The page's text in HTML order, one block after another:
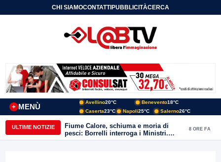
CHI SIAMOCONTATTIPUBBLICITÀCERCA
MENÙ
+
Avellino20°C Benevento18°C
Caserta23°C Napoli25°C Salerno26°C
ULTIME NOTIZIE
Fiume Calore, schiuma e moria di
pesci: Borrelli interroga i Ministri.
“Benevento paga l’assenza del
8 ORE FA